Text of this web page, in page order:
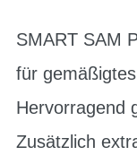
SMART SAM
für
Hervorragend
Zusätzlich